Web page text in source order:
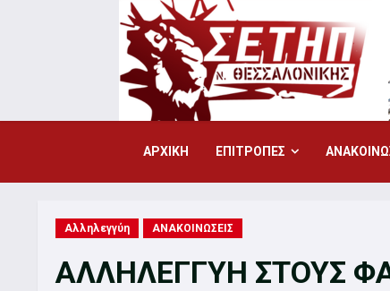
ΑΡΧΙΚΗ ΕΠΙΤΡΟΠΕΣ
Αλληλεγγύη ΑΝΑΚΟΙΝΩΣΕΙΣ
ΑΛΛΗΛΕΓΓΥΗ ΣΤΟΥΣ